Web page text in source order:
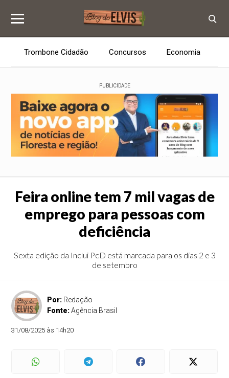
Trombone Cidadão Concursos Economia
PUBLICIDADE
Feira online tem 7 mil vagas de
emprego para pessoas com
deficiência
Sexta edição da Inclui PcD está marcada para os dias 2 e 3
de setembro
Por: Redação
Fonte:Agência Brasil
31/08/2025 às 14h20